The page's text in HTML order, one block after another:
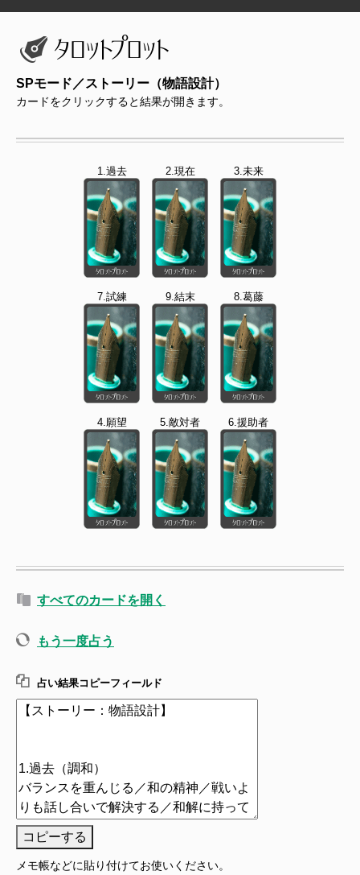
SPモード／ストーリー（物語設計）
カードをクリックすると結果が開きます。
1.過去 2.現在 3.未来
7.試練 9.結末 8.葛藤
4.願望 5.敵対者 6.援助者
すべてのカードを開く
もう一度占う
占い結果コピーフィールド
コピーする
メモ帳などに貼り付けてお使いください。